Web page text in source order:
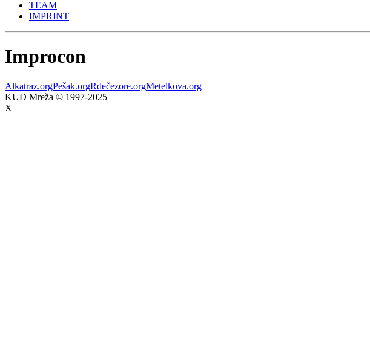
TEAM
IMPRINT
Improcon
Alkatraz.orgPešak.orgRdečezore.orgMetelkova.org
KUD Mreža © 1997-2025
X